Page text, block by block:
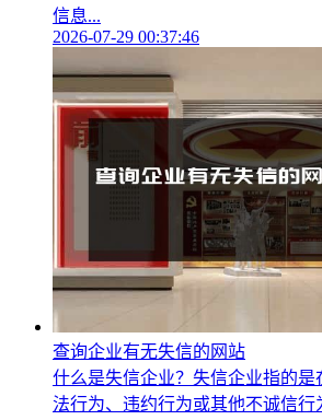
信息...
2026-07-29 00:37:46
查询企业有无失信的网站
什么是失信企业？失信企业指的是
法行为、违约行为或其他不诚信行